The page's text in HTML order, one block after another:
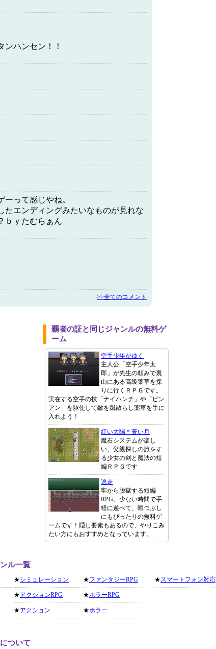
ンハンセン！！
って感じやね。
たエンディングみたいなものが見れな
ｂｙたむらぁん
>>全てのコメント
覇者の証と同じジャンルの無料ゲ
ーム
空手少年がゆく
主人公「空手少年太
郎」が先生の頼みで裏
山にある高級薬草を採
りに行くＲＰＧです。
実在する空手の技「ナイハンチ」や「ピン
アン」を駆使して敵を蹴散らし薬草を手に
入れよう！
紅い太陽＊蒼い月
魔石システムが楽し
い、父親探しの旅をす
る少女の剣と魔法の短
編ＲＰＧです
逃走
牢から脱獄する短編
RPG。少ない時間で手
軽に遊べて、暇つぶし
にもぴったりの無料ゲ
ームです！隠し要素もあるので、やりこみ
たい方にもおすすめとなっています。
ル一覧
★シミュレーション
★アクションRPG
★アクション
★ファンタジーRPG
★ホラーRPG
★ホラー
★スマートフォン対応
ついて